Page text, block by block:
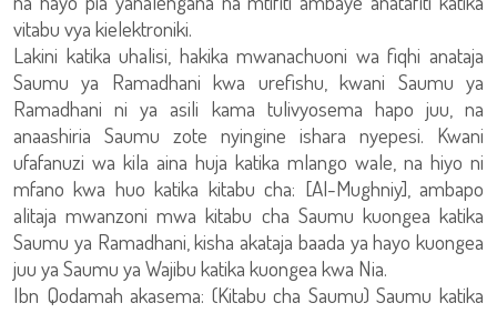
vitabu vya kielektroniki.
Lakini katika uhalisi, hakika mwanachuoni wa fiqhi anataja
Saumu ya Ramadhani kwa urefishu, kwani Saumu ya
Ramadhani ni ya asili kama tulivyosema hapo juu, na
anaashiria Saumu zote nyingine ishara nyepesi. Kwani
ufafanuzi wa kila aina huja katika mlango wale, na hiyo ni
mfano kwa huo katika kitabu cha: [Al-Mughniy], ambapo
alitaja mwanzoni mwa kitabu cha Saumu kuongea katika
Saumu ya Ramadhani, kisha akataja baada ya hayo kuongea
juu ya Saumu ya Wajibu katika kuongea kwa Nia.
Ibn Qodamah akasema: (Kitabu cha Saumu) Saumu katika